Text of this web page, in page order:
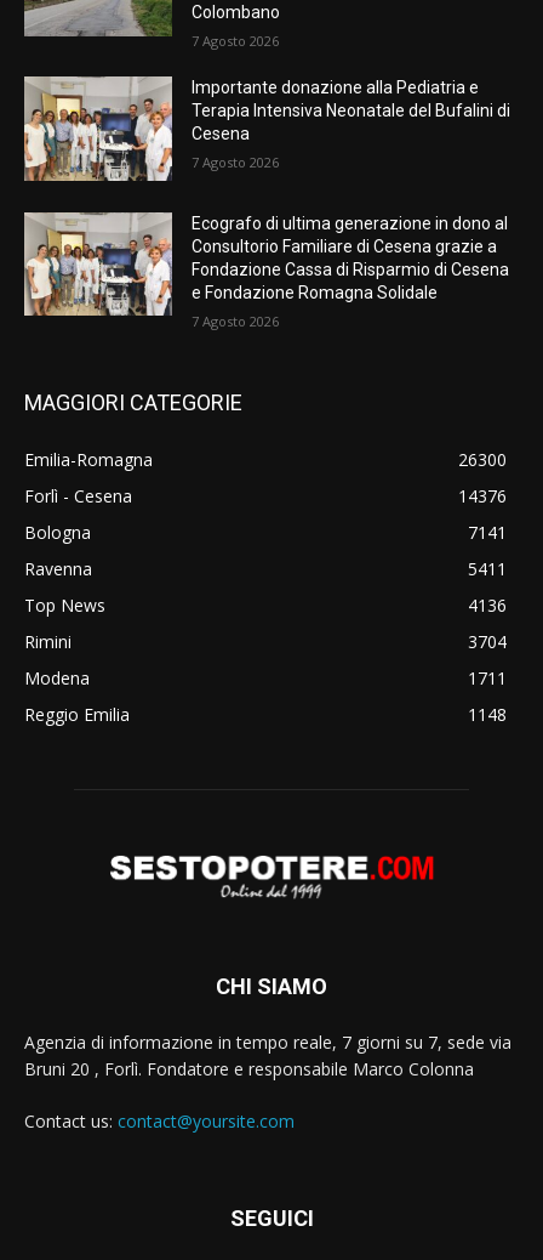
Colombano
7 Agosto 2026
Importante donazione alla Pediatria e
Terapia Intensiva Neonatale del Bufalini di
Cesena
7 Agosto 2026
Ecografo di ultima generazione in dono al
Consultorio Familiare di Cesena grazie a
Fondazione Cassa di Risparmio di Cesena
e Fondazione Romagna Solidale
7 Agosto 2026
MAGGIORI CATEGORIE
Emilia-Romagna
26300
Forlì - Cesena
14376
Bologna
7141
Ravenna
5411
Top News
4136
Rimini
3704
Modena
1711
Reggio Emilia
1148
CHI SIAMO
Agenzia di informazione in tempo reale, 7 giorni su 7, sede via
Bruni 20 , Forlì. Fondatore e responsabile Marco Colonna
Contact us: contact@yoursite.com
SEGUICI